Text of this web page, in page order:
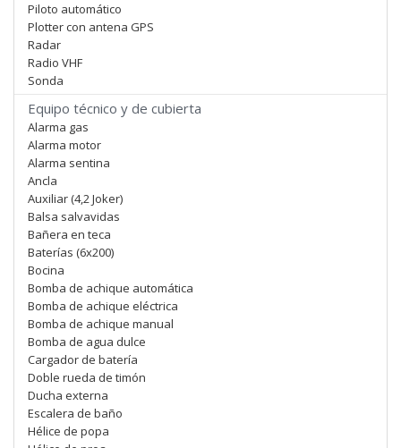
Piloto automático
Plotter con antena GPS
Radar
Radio VHF
Sonda
Equipo técnico y de cubierta
Alarma gas
Alarma motor
Alarma sentina
Ancla
Auxiliar (4,2 Joker)
Balsa salvavidas
Bañera en teca
Baterías (6x200)
Bocina
Bomba de achique automática
Bomba de achique eléctrica
Bomba de achique manual
Bomba de agua dulce
Cargador de batería
Doble rueda de timón
Ducha externa
Escalera de baño
Hélice de popa